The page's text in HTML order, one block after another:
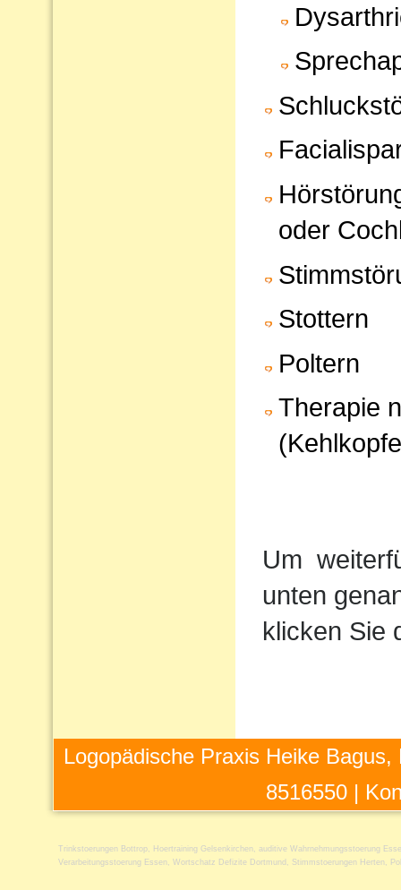
oder
Stottern
Poltern
Therapie
Um
unten
klicken Sie
Logopädische Praxis Heike
8516550 |
Trinkstoerungen Bottrop Hoertraining Gelsenkirchen
auditive Wahrnehmungsstoerung
Verarbeitungsstoerung Essen
Wortschatz Defizite Dortmund Stimmstoerungen Herten